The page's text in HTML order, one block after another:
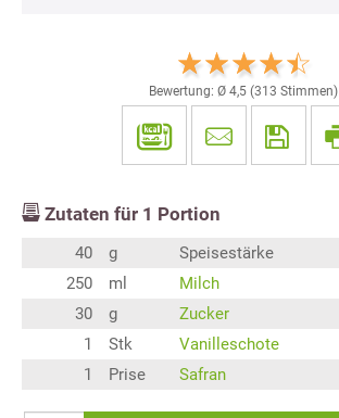
Bewertung: Ø 4,5 (313 Stimmen)
Zutaten für 1 Portion
40 g
Speisestärke
250
ml
Milch
30
g
Zucker
1
Stk
Vanilleschote
1
Prise Safran